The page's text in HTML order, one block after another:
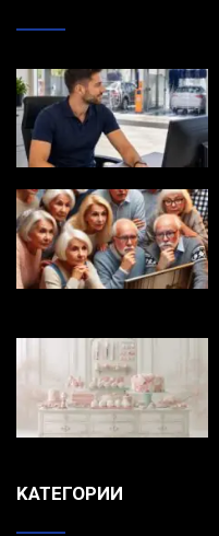
KАТЕГОРИИ